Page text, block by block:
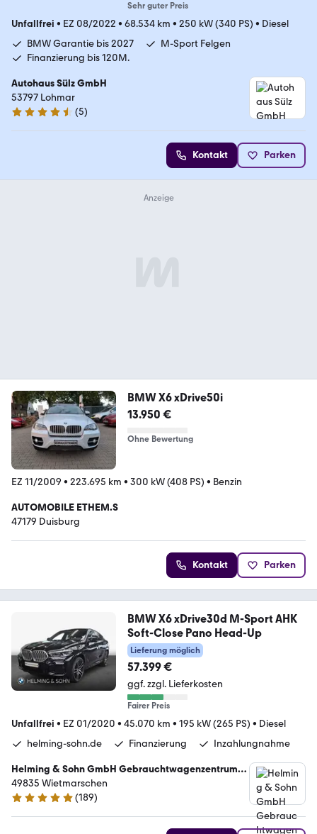
Sehr guter Preis
Unfallfrei • EZ 08/2022 • 68.534 km • 250 kW (340 PS) • Diesel
BMW Garantie bis 2027
M-Sport Felgen
Finanzierung bis 120M.
Autohaus Sülz GmbH
53797 Lohmar
4.7 Sterne
(5)
Kontakt Parken
BMW X6 xDrive50i
13.950 €
Ohne Bewertung
EZ 11/2009 • 223.695 km • 300 kW (408 PS) • Benzin
AUTOMOBILE ETHEM.S
47179 Duisburg
Kontakt Parken
BMW X6 xDrive30d M-Sport AHK
Soft-Close Pano Head-Up
Lieferung möglich
57.399 €
ggf. zzgl. Lieferkosten
Fairer Preis
Unfallfrei • EZ 01/2020 • 45.070 km • 195 kW (265 PS) • Diesel
helming-sohn.de
Finanzierung Inzahlungnahme
Helming & Sohn GmbH Gebrauchtwagenzentrum
(BMW Vertragshändler)
49835 Wietmarschen
5 Sterne
(189)